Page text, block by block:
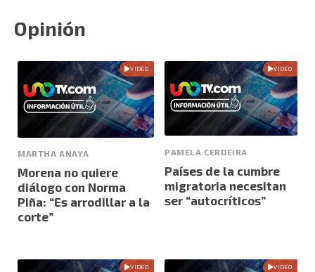
Opinión
VIDEO
MARTHA ANAYA
Morena no quiere
diálogo con Norma
Piña: “Es arrodillar a la
corte”
VIDEO
PAMELA CERDEIRA
Países de la cumbre
migratoria necesitan
ser “autocríticos”
VIDEO VIDEO